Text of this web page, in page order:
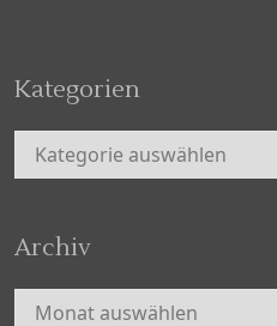
Kategorien
Kategorien
Archiv
Archiv